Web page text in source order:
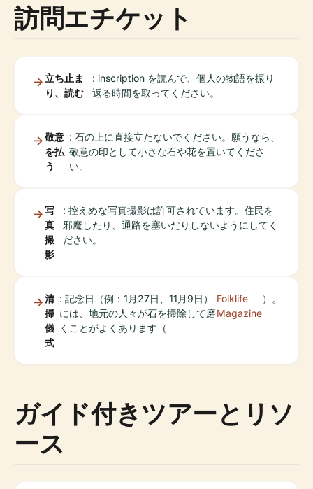
訪問エチケット
立ち止ま
り、読む
: inscription を読んで、個人の物語を振り
返る時間を取ってください。
敬意
を払
う
: 石の上に直接立たないでください。願うなら、
敬意の印として小さな石や花を置いてくださ
い。
写
真
撮
影
: 控えめな写真撮影は許可されています。住民を
邪魔したり、通路を塞いだりしないようにしてく
ださい。
清
掃
儀
式
: 記念日（例：1月27日、11月9日）
には、地元の人々が石を掃除して磨
くことがよくあります（
Folklife
Magazine
）。
ガイド付きツアーとリソ
ース